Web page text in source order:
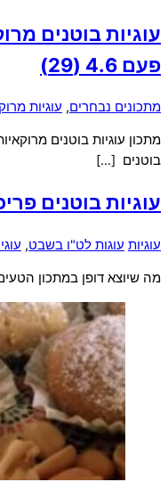
עוגיות בוטנים
פעם 4.6 (29)
מתכונים נבחרים, עוגיות
מתכון עוגיות בוטנים
בוטנים […]
עוגיות בוטנים
עוגיות עוגות לט"ו בשבט,
מה שיוצא דופן במתכון